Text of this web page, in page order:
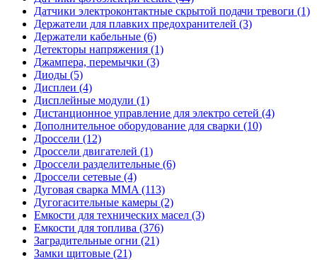
Датчики электроконтактные скрытой подачи тревоги (1)
Держатели для плавких предохранителей (3)
Держатели кабельные (6)
Детекторы напряжения (1)
Джампера, перемычки (3)
Диоды (5)
Дисплеи (4)
Дисплейные модули (1)
Дистанционное управление для электро сетей (4)
Дополнительное оборудование для сварки (10)
Дроссели (12)
Дроссели двигателей (1)
Дроссели разделительные (6)
Дроссели сетевые (4)
Дуговая сварка MMA (113)
Дугогасительные камеры (2)
Емкости для технических масел (3)
Емкости для топлива (376)
Заградительные огни (21)
Замки щитовые (21)